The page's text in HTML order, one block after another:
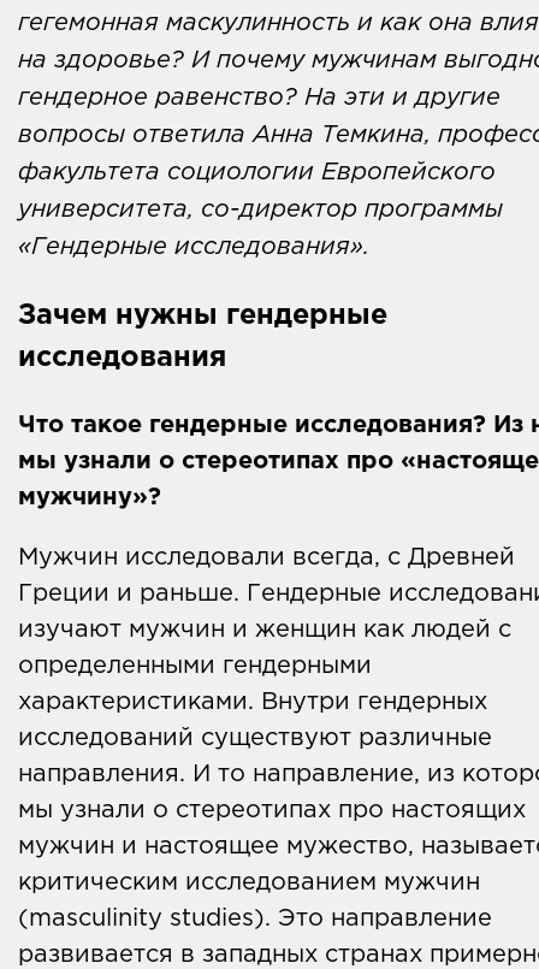
гегемонная маскулинность и как она
на здоровье? И почему мужчинам
гендерное равенство? На эти и другие
вопросы ответила Анна Темкина,
факультета социологии Европейского
университета, со-директор программы
«Гендерные исследования».
Зачем нужны гендерные
исследования
Что такое гендерные исследования? Из
мы узнали о стереотипах про
мужчину»?
Мужчин исследовали всегда, с Древней
Греции и раньше. Гендерные
изучают мужчин и женщин как людей с
определенными гендерными
характеристиками. Внутри гендерных
исследований существуют различные
направления. И то направление, из
мы узнали о стереотипах про настоящих
мужчин и настоящее мужество,
критическим исследованием мужчин
(masculinity studies). Это направление
развивается в западных странах